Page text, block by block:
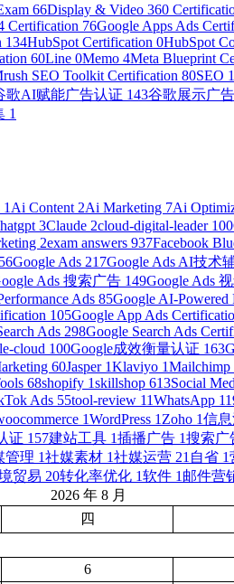
66Display & Video 360
Certification 76Google Apps Ads
134HubSpot Certification 0HubSpot
60Line 0Memo 4Meta Blueprint
SEO Toolkit Certification 80SEO
歌AI赋能广告认证 143谷歌展示广
1
1 Ai Content 2Ai Marketing 7Ai
3Claude 2cloud-digital-leader 100
2exam answers 937Facebook
Google Ads 217Google Ads AI技术
Ads 搜索广告 149Google Ads
Ads 85Google AI-Powered
105Google App Ads
Ads 298Google Search Ads
cloud 100Google成效衡量认证 163
60Jasper 1Klaviyo 1Mailchimp
68shopify 1skillshop 613Social
Ads 55tool-review 11WhatsApp
1WordPress 1 Zoho 1信
证 157建站工具 1插播广告 1搜索广
管理 1社媒素材 1社媒运营 21 自省 1
贸易 20转化率优化 1软件 1 邮件营
2026 年 8 月
四
6